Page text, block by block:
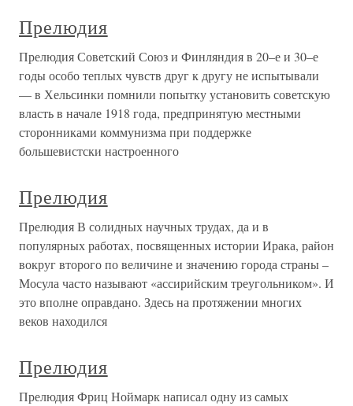
Прелюдия
Прелюдия Советский Союз и Финляндия в 20–е и 30–е
годы особо теплых чувств друг к другу не испытывали
— в Хельсинки помнили попытку установить советскую
власть в начале 1918 года, предпринятую местными
сторонниками коммунизма при поддержке
большевистски настроенного
Прелюдия
Прелюдия В солидных научных трудах, да и в
популярных работах, посвященных истории Ирака, район
вокруг второго по величине и значению города страны –
Мосула часто называют «ассирийским треугольником». И
это вполне оправдано. Здесь на протяжении многих
веков находился
Прелюдия
Прелюдия Фриц Ноймарк написал одну из самых